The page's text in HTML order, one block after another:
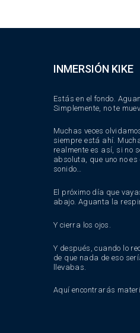
INMERSIÓN KIKE
Estás en el fondo.
Simplemente, no te
Muchas veces
siempre está ahí.
realmente es así, si no
absoluta, que uno no
sonido…
El próximo día que
abajo. Aguanta la
Y cierra los ojos.
Y después, cuando lo
de que nada de eso
llevabas.
Aquí encontrarás